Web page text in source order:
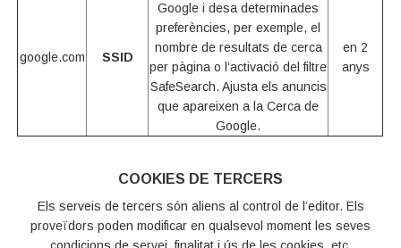
google.com SSID
Google i desa determinades
preferències, per exemple, el
nombre de resultats de cerca
per pàgina o l’activació del filtre
SafeSearch. Ajusta els anuncis
que apareixen a la Cerca de
Google.
en 2
anys
COOKIES DE TERCERS
Els serveis de tercers són aliens al control de l’editor. Els
proveïdors poden modificar en qualsevol moment les seves